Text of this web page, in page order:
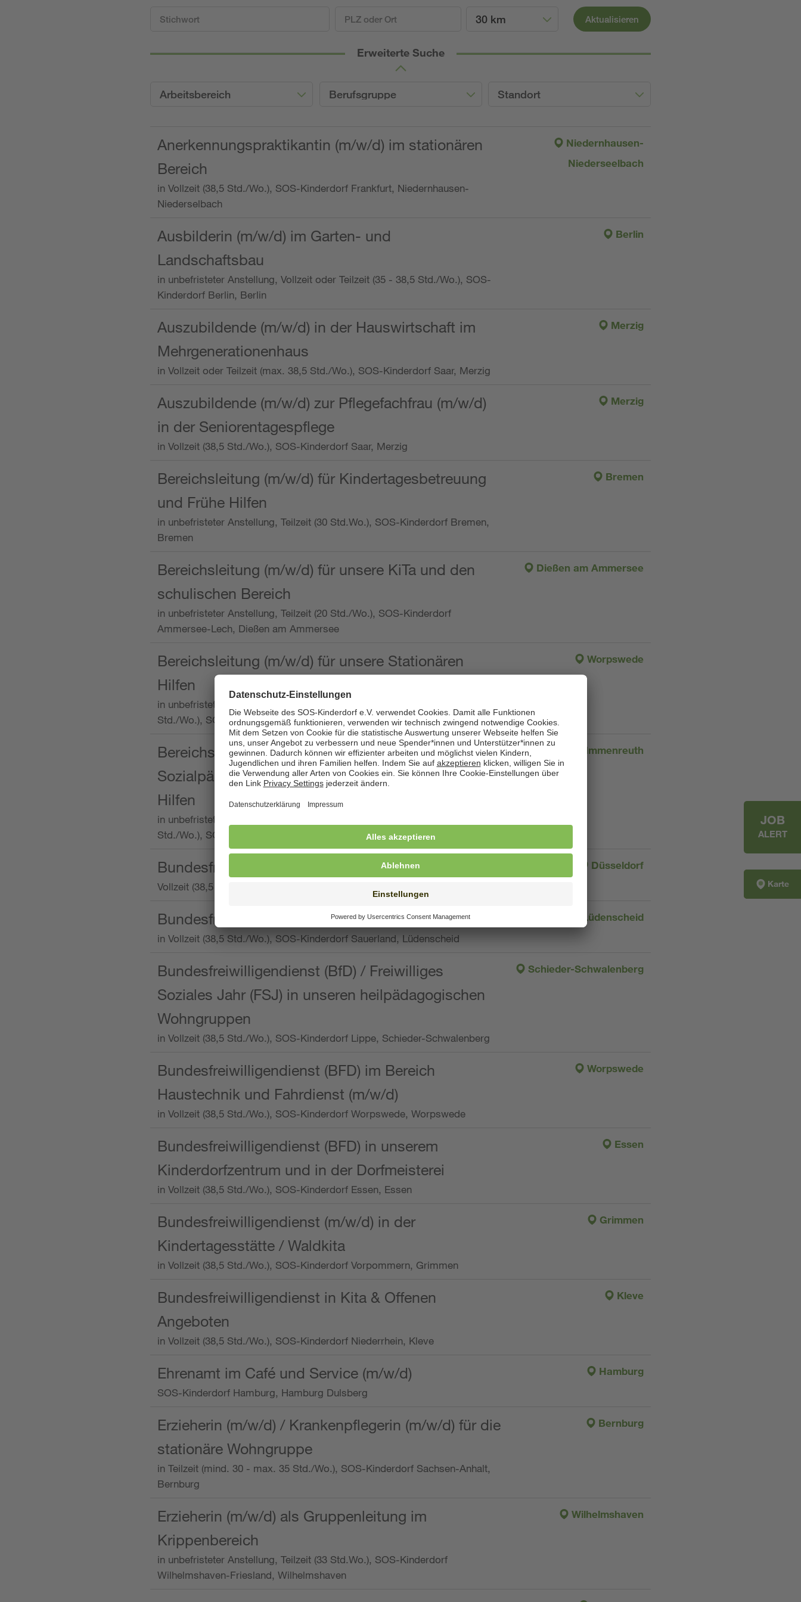
30 km Aktualisieren
Erweiterte Suche
Arbeitsbereich Berufsgruppe Standort
Anerkennungspraktikantin (m/w/d) im stationären
Bereich
in Vollzeit (38,5 Std./Wo.), SOS-Kinderdorf Frankfurt, Niedernhausen-
Niederselbach
Niedernhausen-
Niederseelbach
Ausbilderin (m/w/d) im Garten- und
Landschaftsbau
in unbefristeter Anstellung, Vollzeit oder Teilzeit (35 - 38,5 Std./Wo.), SOS-
Kinderdorf Berlin, Berlin
Berlin
Auszubildende (m/w/d) in der Hauswirtschaft im
Mehrgenerationenhaus
in Vollzeit oder Teilzeit (max. 38,5 Std./Wo.), SOS-Kinderdorf Saar, Merzig
Merzig
Auszubildende (m/w/d) zur Pflegefachfrau (m/w/d)
in der Seniorentagespflege
in Vollzeit (38,5 Std./Wo.), SOS-Kinderdorf Saar, Merzig
Merzig
Bereichsleitung (m/w/d) für Kindertagesbetreuung
und Frühe Hilfen
in unbefristeter Anstellung, Teilzeit (30 Std.Wo.), SOS-Kinderdorf Bremen,
Bremen
Bremen
Bereichsleitung (m/w/d) für unsere KiTa und den
schulischen Bereich
in unbefristeter Anstellung, Teilzeit (20 Std./Wo.), SOS-Kinderdorf
Ammersee-Lech, Dießen am Ammersee
Dießen am Ammersee
Bereichsleitung (m/w/d) für unsere Stationären
Hilfen
in unbefristeter Anstellung, Vollzeit oder Teilzeit (mind. 30 - max. 38,5
Std./Wo.), SOS-Kinderdorf Worpswede,
Worpswede
Bereichsleitung mit der Qualifikation als
Sozialpädagogin (m/w/d) und die Ambulanten
Hilfen
in unbefristeter Anstellung, Vollzeit oder Teilzeit (min. 34 bis max. 38,5
Std./Wo.), SOS-Kinderdorf Oberpfalz, Immenreuth
Immenreuth
Bundesfreiwilligendienst
Vollzeit (38,5 Stunden pro Woche), SOS-Kinderdorf Düsseldorf
Düsseldorf
Bundesfreiwilligendienst
in Vollzeit (38,5 Std./Wo.), SOS-Kinderdorf Sauerland, Lüdenscheid
Lüdenscheid
Bundesfreiwilligendienst (BfD) / Freiwilliges
Soziales Jahr (FSJ) in unseren heilpädagogischen
Wohngruppen
in Vollzeit (38,5 Std./Wo.), SOS-Kinderdorf Lippe, Schieder-Schwalenberg
Schieder-Schwalenberg
Bundesfreiwilligendienst (BFD) im Bereich
Haustechnik und Fahrdienst (m/w/d)
in Vollzeit (38,5 Std./Wo.), SOS-Kinderdorf Worpswede, Worpswede
Worpswede
Bundesfreiwilligendienst (BFD) in unserem
Kinderdorfzentrum und in der Dorfmeisterei
in Vollzeit (38,5 Std./Wo.), SOS-Kinderdorf Essen, Essen
Essen
Bundesfreiwilligendienst (m/w/d) in der
Kindertagesstätte / Waldkita
in Vollzeit (38,5 Std./Wo.), SOS-Kinderdorf Vorpommern, Grimmen
Grimmen
Bundesfreiwilligendienst in Kita & Offenen
Angeboten
in Vollzeit (38,5 Std./Wo.), SOS-Kinderdorf Niederrhein, Kleve
Kleve
Ehrenamt im Café und Service (m/w/d)
SOS-Kinderdorf Hamburg, Hamburg Dulsberg
Hamburg
Erzieherin (m/w/d) / Krankenpflegerin (m/w/d) für die
stationäre Wohngruppe
in Teilzeit (mind. 30 - max. 35 Std./Wo.), SOS-Kinderdorf Sachsen-Anhalt,
Bernburg
Bernburg
Erzieherin (m/w/d) als Gruppenleitung im
Krippenbereich
in unbefristeter Anstellung, Teilzeit (33 Std.Wo.), SOS-Kinderdorf
Wilhelmshaven-Friesland, Wilhelmshaven
Wilhelmshaven
JOB
ALERT
Karte